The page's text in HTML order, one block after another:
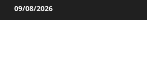
09/08/2026